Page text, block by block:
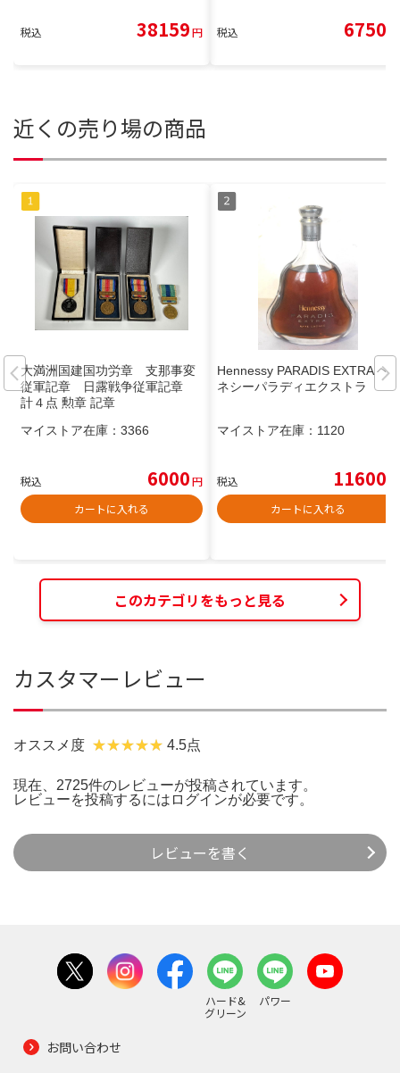
税込 38159円 税込 6750
近くの売り場の商品
大満洲国建国功労章 支那事変
従軍記章 日露戦争従軍記章
計４点 勲章 記章
マイストア在庫： 3366
税込 6000円
カートに入れる
Hennessy PARADIS EXTRA ヘ
ネシーパラディエクストラ
マイストア在庫： 1120
税込 11600
カートに入れる
このカテゴリをもっと見る
カスタマーレビュー
オススメ度 4.5点
現在、2725件のレビューが投稿されています。
レビューを投稿するには ログインが必要です。
レビューを書く
ハード&
グリーン
パワー
お問い合わせ